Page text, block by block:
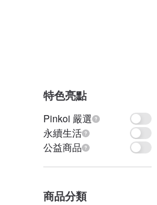
特色亮點
Pinkoi 嚴選
永續生活
公益商品
商品分類